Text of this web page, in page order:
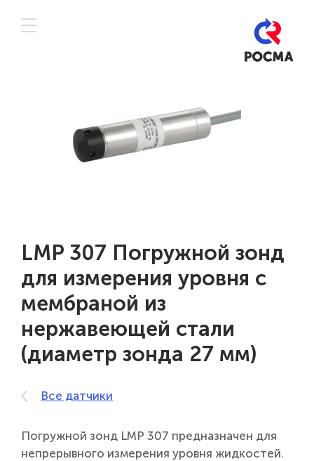
LMP 307 Погружной зонд
для измерения уровня с
мембраной из
нержавеющей стали
(диаметр зонда 27 мм)
Все датчики
Погружной зонд LMP 307 предназначен для
непрерывного измерения уровня жидкостей.